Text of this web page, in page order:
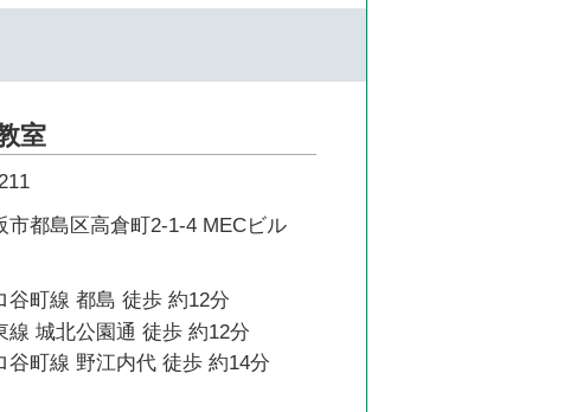
室
市都島区高倉町2-1-4 MECビル
谷町線 都島 徒歩 約12分
線 城北公園通 徒歩 約12分
谷町線 野江内代 徒歩 約14分